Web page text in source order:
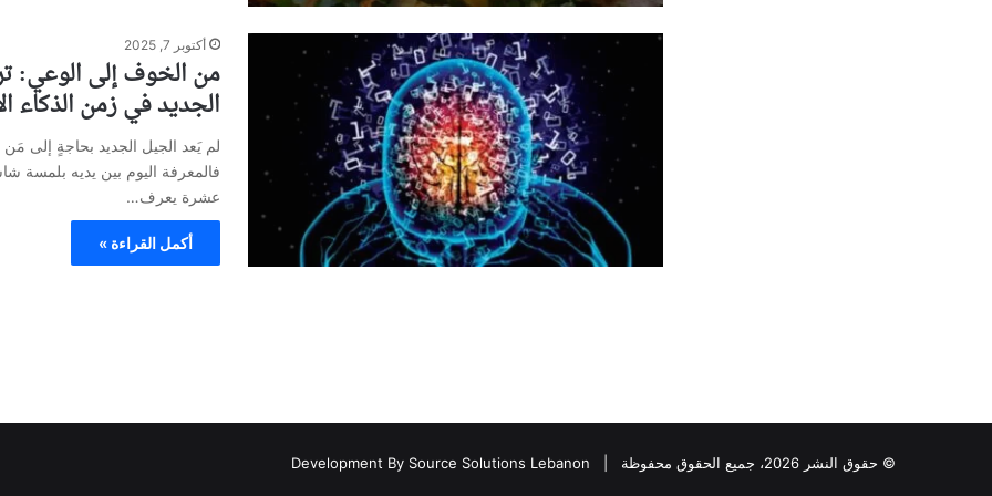
أكتوبر 7, 2025
من الخوف إلى الوعي:
الجديد في زمن الذكاء
لم يَعد الجيل الجديد بحاجةٍ إلى مَن
فالمعرفة اليوم بين يديه بلمسة
عشرة يعرف…
أكمل القراءة »
© حقوق النشر 2026، جميع الحقوق محفوظة | Development By Source Solutions Lebanon